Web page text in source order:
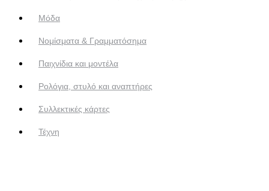
Μόδα
Νομίσματα & Γραμματόσημα
Παιχνίδια και μοντέλα
Ρολόγια, στυλό και αναπτήρες
Συλλεκτικές κάρτες
Τέχνη